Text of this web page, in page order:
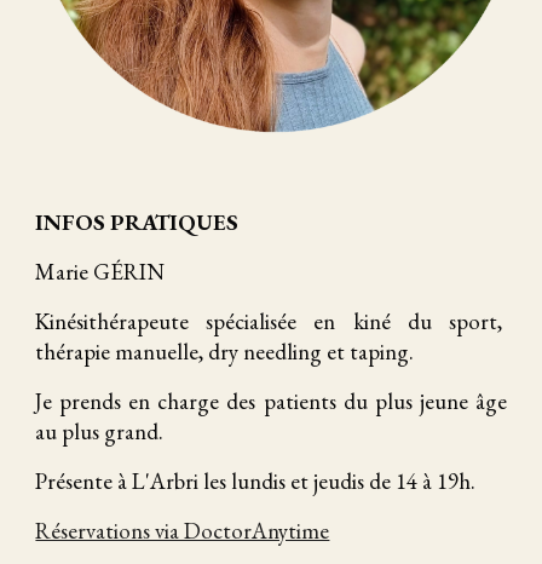
INFOS PRATIQUES
Marie GÉRIN
Kinésithérapeute spécialisée en kiné du sport,
thérapie manuelle, dry needling et taping.
Je prends en charge des patients du plus jeune âge
au plus grand.
Présente à L'Arbri les lundis et jeudis de 14 à 19h.
Réservations via DoctorAnytime